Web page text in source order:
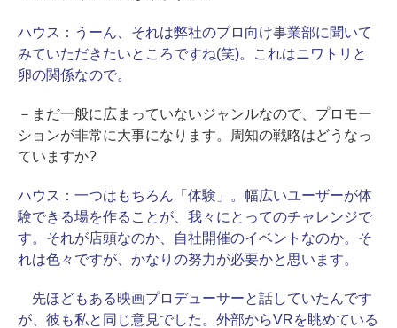
ハウス： うーん、それは弊社のプロ向け事業部に聞いて
みていただきたいところですね(笑)。これはニワトリと
卵の関係なので。
－まだ一般に広まっていないジャンルなので、プロモー
ションが非常に大事になります。周知の戦略はどうなっ
ていますか?
ハウス： 一つはもちろん「体験」。幅広いユーザーが体
験できる場を作ることが、我々にとってのチャレンジで
す。それが店頭なのか、自社開催のイベントなのか。そ
れは色々ですが、かなりの努力が必要かと思います。
先ほどもある映画プロデューサーと話していたんです
が、彼も私と同じ意見でした。外部からVRを眺めている